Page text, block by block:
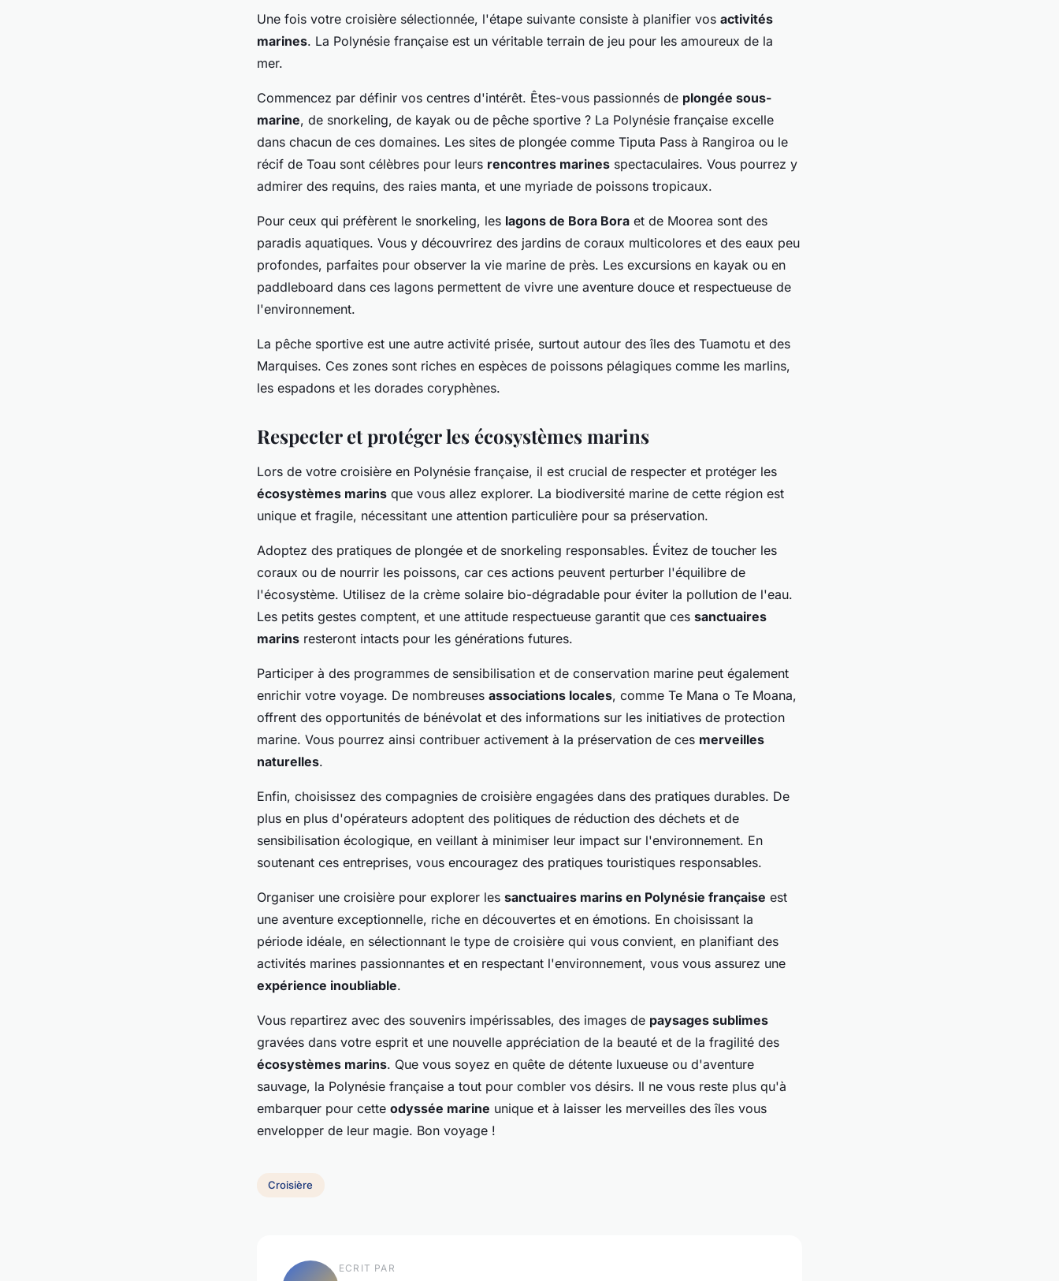
Une fois votre croisière sélectionnée, l'étape suivante consiste à planifier vos activités
marines. La Polynésie française est un véritable terrain de jeu pour les amoureux de la
mer.
Commencez par définir vos centres d'intérêt. Êtes-vous passionnés de plongée sous-
marine, de snorkeling, de kayak ou de pêche sportive ? La Polynésie française excelle
dans chacun de ces domaines. Les sites de plongée comme Tiputa Pass à Rangiroa ou le
récif de Toau sont célèbres pour leurs rencontres marines spectaculaires. Vous pourrez y
admirer des requins, des raies manta, et une myriade de poissons tropicaux.
Pour ceux qui préfèrent le snorkeling, les lagons de Bora Bora et de Moorea sont des
paradis aquatiques. Vous y découvrirez des jardins de coraux multicolores et des eaux peu
profondes, parfaites pour observer la vie marine de près. Les excursions en kayak ou en
paddleboard dans ces lagons permettent de vivre une aventure douce et respectueuse de
l'environnement.
La pêche sportive est une autre activité prisée, surtout autour des îles des Tuamotu et des
Marquises. Ces zones sont riches en espèces de poissons pélagiques comme les marlins,
les espadons et les dorades coryphènes.
Respecter et protéger les écosystèmes marins
Lors de votre croisière en Polynésie française, il est crucial de respecter et protéger les
écosystèmes marins que vous allez explorer. La biodiversité marine de cette région est
unique et fragile, nécessitant une attention particulière pour sa préservation.
Adoptez des pratiques de plongée et de snorkeling responsables. Évitez de toucher les
coraux ou de nourrir les poissons, car ces actions peuvent perturber l'équilibre de
l'écosystème. Utilisez de la crème solaire bio-dégradable pour éviter la pollution de l'eau.
Les petits gestes comptent, et une attitude respectueuse garantit que ces sanctuaires
marins resteront intacts pour les générations futures.
Participer à des programmes de sensibilisation et de conservation marine peut également
enrichir votre voyage. De nombreuses associations locales, comme Te Mana o Te Moana,
offrent des opportunités de bénévolat et des informations sur les initiatives de protection
marine. Vous pourrez ainsi contribuer activement à la préservation de ces merveilles
naturelles.
Enfin, choisissez des compagnies de croisière engagées dans des pratiques durables. De
plus en plus d'opérateurs adoptent des politiques de réduction des déchets et de
sensibilisation écologique, en veillant à minimiser leur impact sur l'environnement. En
soutenant ces entreprises, vous encouragez des pratiques touristiques responsables.
Organiser une croisière pour explorer les sanctuaires marins en Polynésie française est
une aventure exceptionnelle, riche en découvertes et en émotions. En choisissant la
période idéale, en sélectionnant le type de croisière qui vous convient, en planifiant des
activités marines passionnantes et en respectant l'environnement, vous vous assurez une
expérience inoubliable.
Vous repartirez avec des souvenirs impérissables, des images de paysages sublimes
gravées dans votre esprit et une nouvelle appréciation de la beauté et de la fragilité des
écosystèmes marins. Que vous soyez en quête de détente luxueuse ou d'aventure
sauvage, la Polynésie française a tout pour combler vos désirs. Il ne vous reste plus qu'à
embarquer pour cette odyssée marine unique et à laisser les merveilles des îles vous
envelopper de leur magie. Bon voyage !
Croisière
ECRIT PAR